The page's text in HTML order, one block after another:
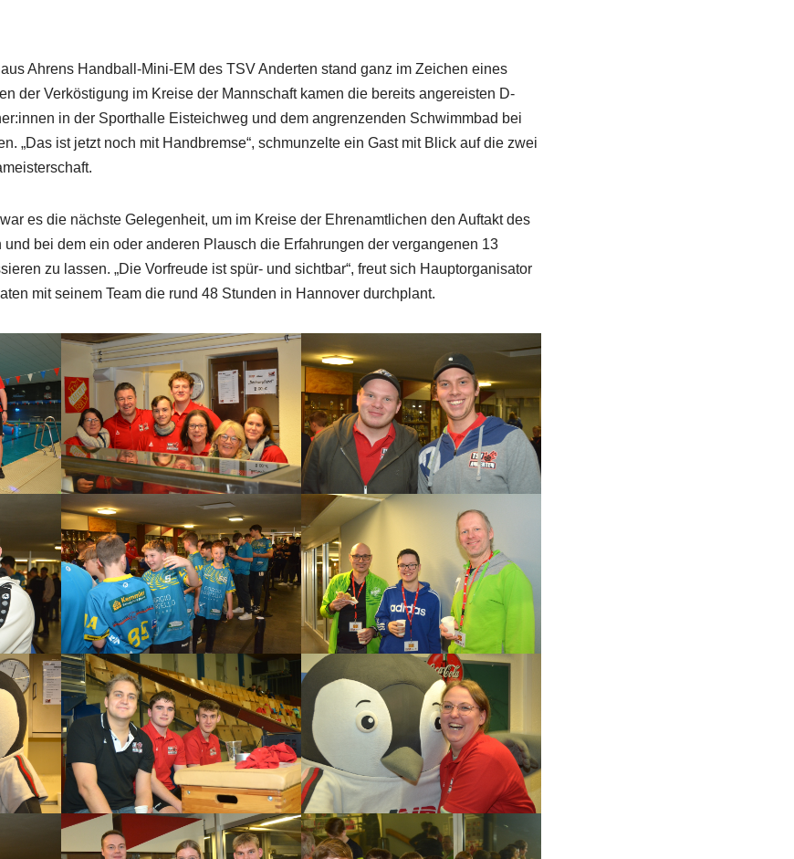
Ahrens Handball-Mini-EM des TSV Anderten stand ganz im Zeichen eines
der Verköstigung im Kreise der Mannschaft kamen die bereits angereisten D-
in der Sporthalle Eisteichweg und dem angrenzenden Schwimmbad bei
„Das ist jetzt noch mit Handbremse“, schmunzelte ein Gast mit Blick auf die zwei
es die nächste Gelegenheit, um im Kreise der Ehrenamtlichen den Auftakt des
bei dem ein oder anderen Plausch die Erfahrungen der vergangenen 13
zu lassen. „Die Vorfreude ist spür- und sichtbar“, freut sich Hauptorganisator
mit seinem Team die rund 48 Stunden in Hannover durchplant.